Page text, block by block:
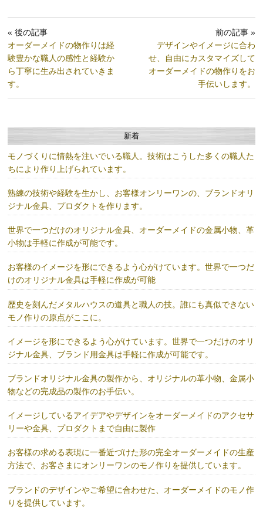
« 後の記事
オーダーメイドの物作りは経
験豊かな職人の感性と経験か
ら丁寧に生み出されていきま
す。
前の記事 »
デザインやイメージに合わ
せ、自由にカスタマイズして
オーダーメイドの物作りをお
手伝いします。
新着
モノづくりに情熱を注いでいる職人。技術はこうした多くの職人た
ちにより作り上げられています。
熟練の技術や経験を生かし、お客様オンリーワンの、ブランドオリ
ジナル金具、プロダクトを作ります。
世界で一つだけのオリジナル金具、オーダーメイドの金属小物、革
小物は手軽に作成が可能です。
お客様のイメージを形にできるよう心がけています。世界で一つだ
けのオリジナル金具は手軽に作成が可能
歴史を刻んだメタルハウスの道具と職人の技。誰にも真似できない
モノ作りの原点がここに。
イメージを形にできるよう心がけています。世界で一つだけのオリ
ジナル金具、ブランド用金具は手軽に作成が可能です。
ブランドオリジナル金具の製作から、オリジナルの革小物、金属小
物などの完成品の製作のお手伝い。
イメージしているアイデアやデザインをオーダーメイドのアクセサ
リーや金具、プロダクトまで自由に製作
お客様の求める表現に一番近づけた形の完全オーダーメイドの生産
方法で、お客さまにオンリーワンのモノ作りを提供しています。
ブランドのデザインやご希望に合わせた、オーダーメイドのモノ作
りを提供しています。